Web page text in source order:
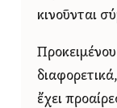
κινοῦνται
ἔχει